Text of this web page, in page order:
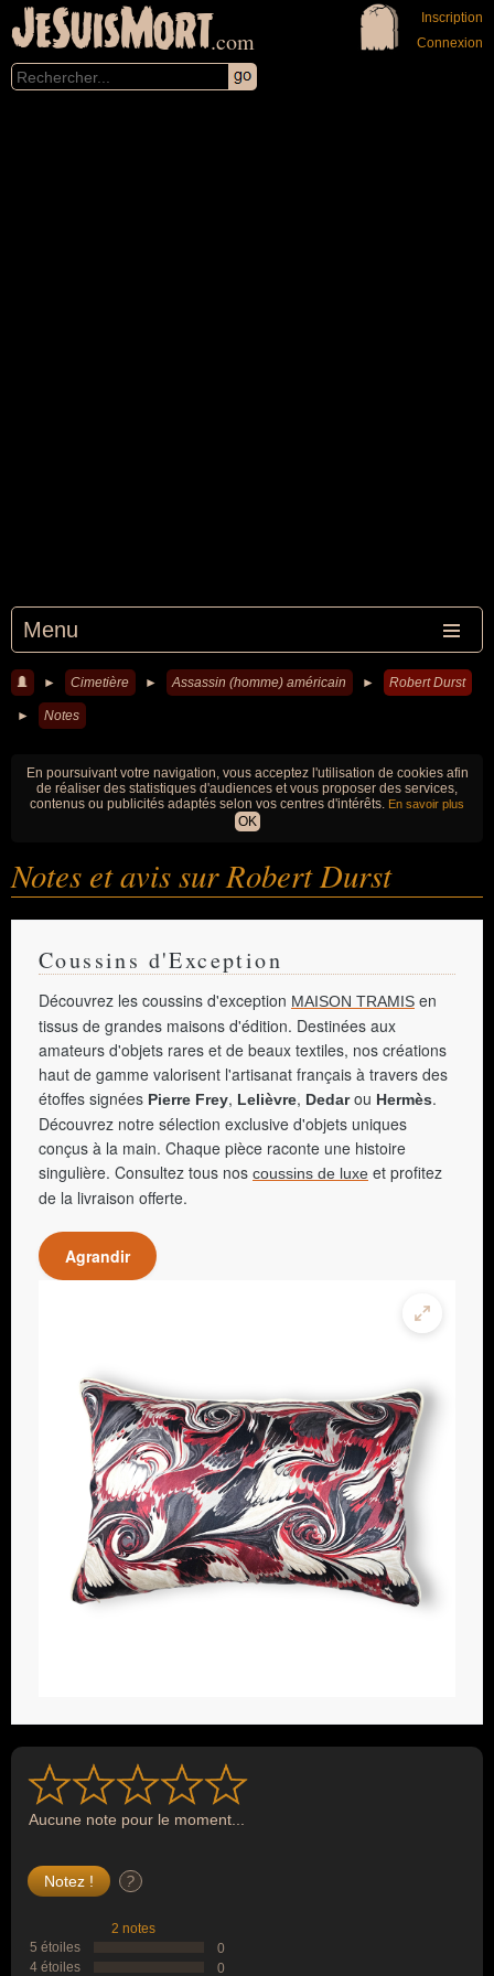
JeSuisMort.com
Menu
Inscription
Connexion
► Cimetière ► Assassin (homme) américain ► Robert Durst
► Notes
En poursuivant votre navigation, vous acceptez l'utilisation de cookies afin
de réaliser des statistiques d'audiences et vous proposer des services,
contenus ou publicités adaptés selon vos centres d'intérêts. En savoir plus
OK
Notes et avis sur Robert Durst
Coussins d'Exception
Découvrez les coussins d'exception MAISON TRAMIS en
tissus de grandes maisons d'édition. Destinées aux
amateurs d'objets rares et de beaux textiles, nos créations
haut de gamme valorisent l'artisanat français à travers des
étoffes signées Pierre Frey, Lelièvre, Dedarou Hermès.
Découvrez notre sélection exclusive d'objets uniques
conçus à la main. Chaque pièce raconte une histoire
singulière. Consultez tous nos coussins de luxe et profitez
de la livraison offerte.
Agrandir
Aucune note pour le moment...
?
2 notes
5 étoiles
0
4 étoiles
0